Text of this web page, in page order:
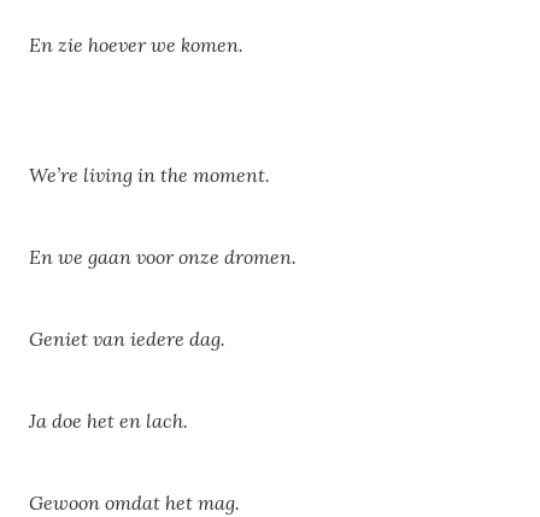
En zie hoever we komen.
We’re living in the moment.
En we gaan voor onze dromen.
Geniet van iedere dag.
Ja doe het en lach.
Gewoon omdat het mag.